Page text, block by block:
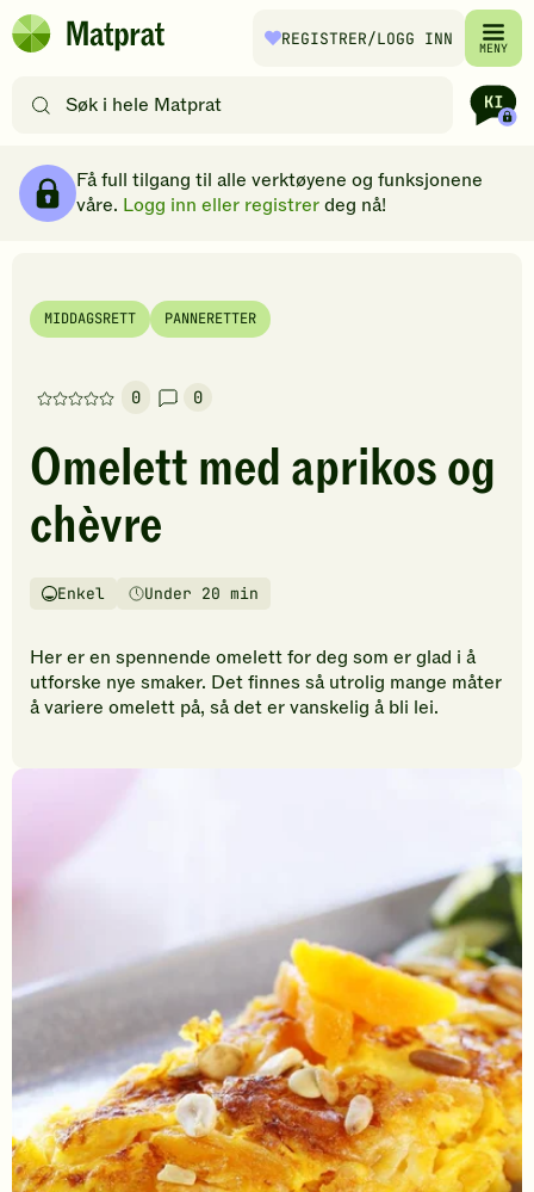
Hopp til hovedinnhold
Matprat
REGISTRER/LOGG INN MENY
etter
filtre
Få full tilgang til alle verktøyene og funksjonene
våre. Logg inn eller registrerdeg nå!
MIDDAGSRETT PANNERETTER
0
Denne
har
foreløpig
ingen
vurderinger.
den
til
å
vurdere
0
Omelett med aprikos og
chèvre
Vanskelighetsgrad
Enkel
TilberedningstidUnder 20 min
Her er en spennende omelett for deg som er glad i å
utforske nye smaker. Det finnes så utrolig mange måter
å variere omelett på, så det er vanskelig å bli lei.